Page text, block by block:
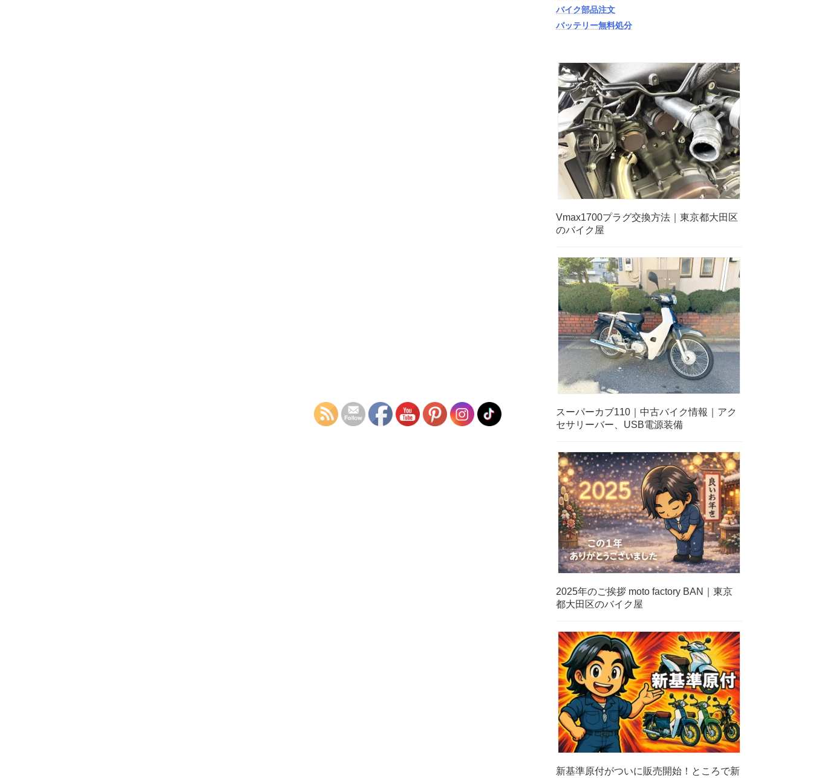
バイク部品注文
バッテリー無料処分
Vmax1700プラグ交換方法｜東京都大田区
のバイク屋
スーパーカブ110｜中古バイク情報｜アク
セサリーバー、USB電源装備
2025年のご挨拶 moto factory BAN｜東京
都大田区のバイク屋
新基準原付がついに販売開始！ところで新